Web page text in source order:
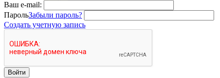
Ваш e-mail:
ПарольЗабыли пароль?
Создать учетную запись
Войти